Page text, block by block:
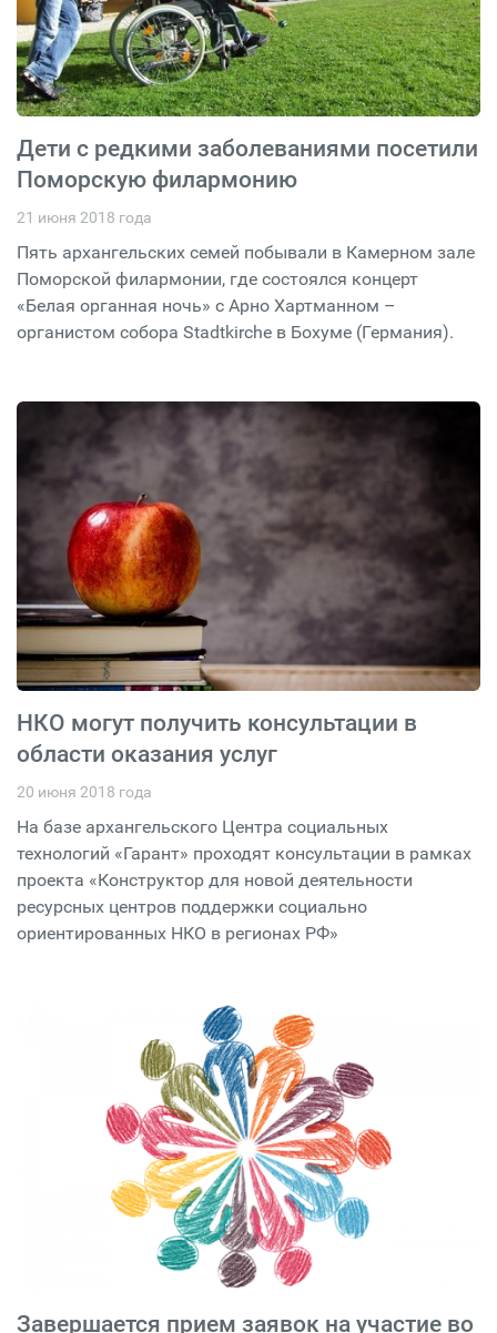
Дети с редкими заболеваниями посетили
Поморскую филармонию
21 июня 2018 года
Пять архангельских семей побывали в Камерном зале
Поморской филармонии, где состоялся концерт
«Белая органная ночь» с Арно Хартманном –
органистом собора Stadtkirche в Бохуме (Германия).
НКО могут получить консультации в
области оказания услуг
20 июня 2018 года
На базе архангельского Центра социальных
технологий «Гарант» проходят консультации в рамках
проекта «Конструктор для новой деятельности
ресурсных центров поддержки социально
ориентированных НКО в регионах РФ»
Завершается прием заявок на участие во